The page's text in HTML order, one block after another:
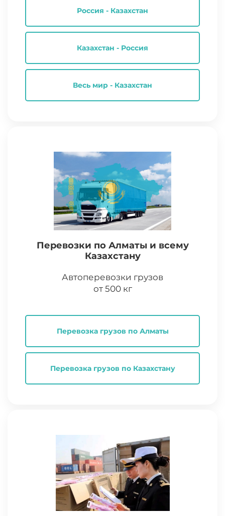
Россия - Казахстан
Казахстан - Россия
Весь мир - Казахстан
Перевозки по Алматы и всему
Казахстану
Автоперевозки грузов
от 500 кг
Перевозка грузов по Алматы
Перевозка грузов по Казахстану